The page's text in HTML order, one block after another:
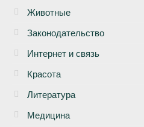
Животные
Законодательство
Интернет и связь
Красота
Литература
Медицина